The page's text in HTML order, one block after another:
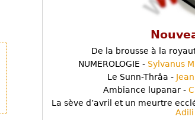
De la brousse à la
NUMEROLOGIE - Sylvanus
Le Sunn-Thrâa -
Ambiance lupanar -
La sève d’avril et un meurtre
Adili